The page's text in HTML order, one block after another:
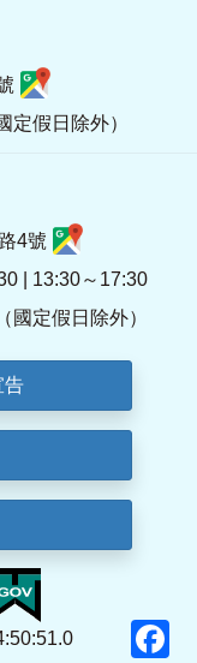
定假日除外）
4號
| 13:30～17:30
國定假日除外）
告